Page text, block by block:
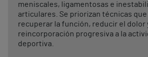
meniscales, ligamentosas e
articulares. Se priorizan técnicas
recuperar la función, reducir el dolor
reincorporación progresiva a la
deportiva.